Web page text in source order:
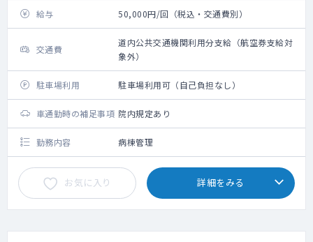
給与 50,000円/回（税込・交通費別）
交通費
道内公共交通機関利用分支給（航空券支給対
象外）
駐車場利用 駐車場利用可（自己負担なし）
車通勤時の補足事項 院内規定あり
勤務内容 病棟管理
お気に入り 詳細をみる